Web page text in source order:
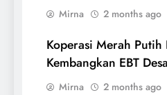
Mirna 2 months ago
Koperasi Merah
Kembangkan EBT Desa
Mirna 2 months ago